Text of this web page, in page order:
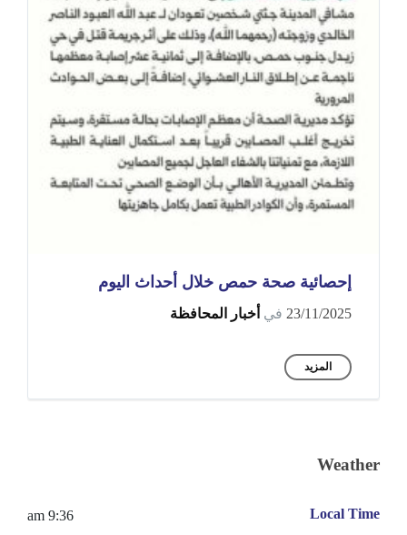
إحصائية صحة حمص خلال أحداث اليوم
23/11/2025 في أخبار المحافظة
المزيد
Weather
Local Time
9:36 am